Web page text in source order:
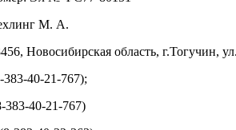
М. А.
Новосибирская область, г.Тогучин,
40-21-767);
383-40-21-767)